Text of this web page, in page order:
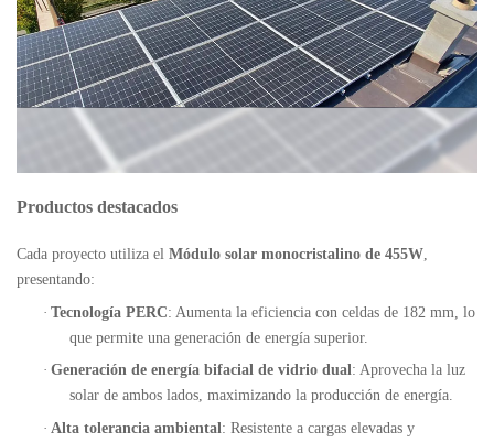
Productos destacados
Cada proyecto utiliza el Módulo solar monocristalino de 455W
presentando:
· Tecnología PERC: Aumenta la eficiencia con celdas de 182 mm, lo
que permite una generación de energía superior.
· Generación de energía bifacial de vidrio dual: Aprovecha la luz
solar de ambos lados, maximizando la producción de energía.
· Alta tolerancia ambiental : Resistente a cargas elevadas y